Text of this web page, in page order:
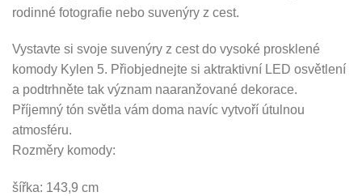
rodinné fotografie nebo suvenýry z cest.
Vystavte si svoje suvenýry z cest do vysoké prosklené
komody Kylen 5. Přiobjednejte si aktraktivní LED osvětlení
a podtrhněte tak význam naaranžované dekorace.
Příjemný tón světla vám doma navíc vytvoří útulnou
atmosféru.
Rozměry komody:
šířka: 143,9 cm